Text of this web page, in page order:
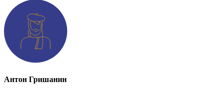
Антон Гришанин